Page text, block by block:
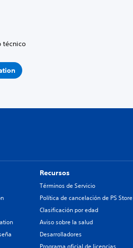
técnico
Recursos
Términos de Servicio
Política de cancelación de PS Store
Clasificación por edad
Aviso sobre la salud
Desarrolladores
Programa oficial de licencias